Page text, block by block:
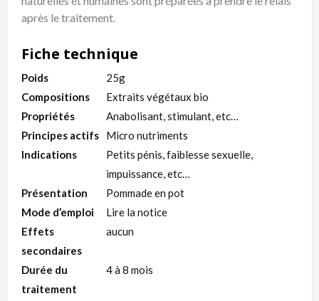
après le traitement.
Fiche technique
Poids
25g
Compositions
Extraits végétaux bio
Propriétés
Anabolisant, stimulant, etc…
Principes actifs
Micro nutriments
Indications
Petits pénis, faiblesse sexuelle,
impuissance, etc…
Présentation
Pommade en pot
Mode d’emploi
Lire la notice
Effets
secondaires
aucun
Durée du
traitement
4 à 8 mois